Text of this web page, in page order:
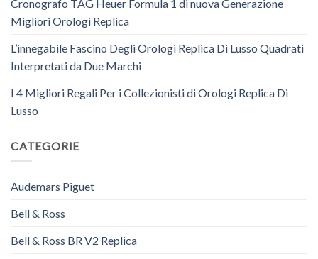
Cronografo TAG Heuer Formula 1 di nuova Generazione
Migliori Orologi Replica
L’innegabile Fascino Degli Orologi Replica Di Lusso Quadrati
Interpretati da Due Marchi
I 4 Migliori Regali Per i Collezionisti di Orologi Replica Di
Lusso
CATEGORIE
Audemars Piguet
Bell & Ross
Bell & Ross BR V2 Replica